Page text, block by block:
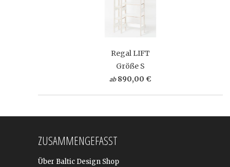
Regal LIFT
Größe S
ab 890,00 €
ZUSAMMENGEFASST
Über Baltic Design Shop